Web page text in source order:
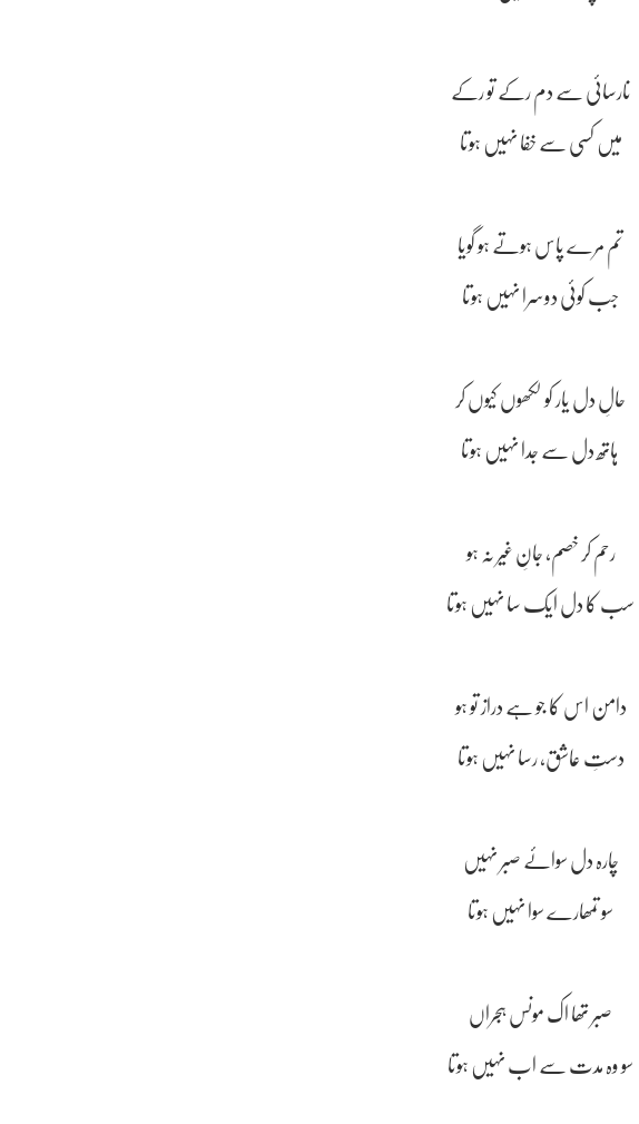
نارسائی سے دم رکے تو رکے
میں کسی سے خفا نہیں ہوتا
تم مرے پاس ہوتے ہو گویا
جب کوئی دوسرا نہیں ہوتا
حالِ دل یار کو لکھوں کیوں کر
رحم کر خصم، جانِ غیر نہ ہو
سب کا دل ایک سا نہیں ہوتا
دامن اس کا جو ہے دراز تو ہو
دستِ عاشق، رسا نہیں ہوتا
چارہ دل سوائے صبر نہیں
سو تمھارے سوا نہیں ہوتا
صبر تھا اک مونس ہجراں
سو وہ مدت سے اب نہیں ہوتا